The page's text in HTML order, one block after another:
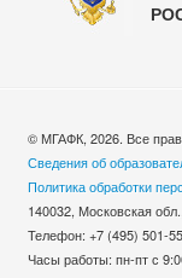
© МГАФК, 2026. Все
Сведения об
Политика обработки
140032, Московская
Телефон: +7 (495)
Часы работы: пн-пт с